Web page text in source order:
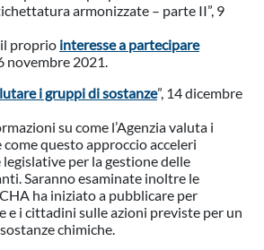
armonizzate – parte II”, 9
proprio interesse a partecipare
novembre 2021.
i gruppi di sostanze”, 14 dicembre
su come l’Agenzia valuta i
questo approccio acceleri
legislative per la gestione delle
Saranno esaminate inoltre le
ha iniziato a pubblicare per
e i cittadini sulle azioni previste per un
chimiche.